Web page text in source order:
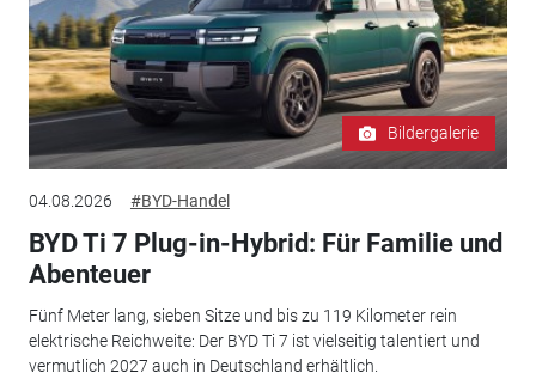
Bildergalerie
04.08.2026 #BYD-Handel
BYD Ti 7 Plug-in-Hybrid: Für Familie und
Abenteuer
Fünf Meter lang, sieben Sitze und bis zu 119 Kilometer rein
elektrische Reichweite: Der BYD Ti 7 ist vielseitig talentiert und
vermutlich 2027 auch in Deutschland erhältlich.